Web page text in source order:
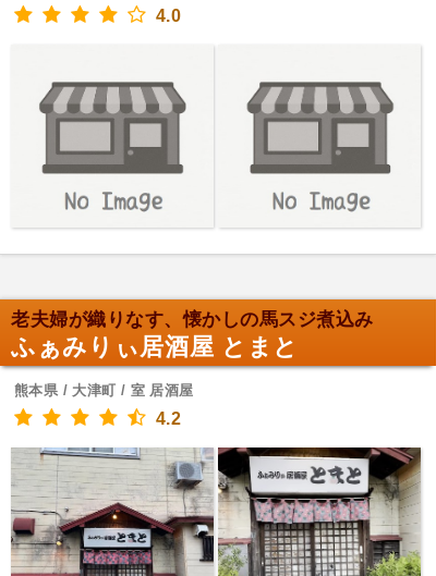
4.0
老夫婦が織りなす、懐かしの馬スジ煮込み
ふぁみりぃ居酒屋 とまと
熊本県 / 大津町 / 室 居酒屋
4.2